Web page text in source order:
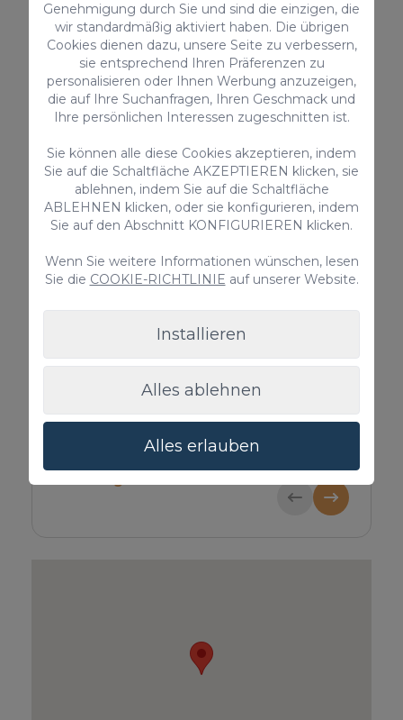
TV
Wasserkessel
Kinder erlaubt
Sonnenschirm
Ventilator / Extraktor
Tresor
> ALLES ANSEHEN
Zusatzleistungen
Haustier
Gäste
60€ /
Genehmigung durch Sie und sind die einzigen, die
wir standardmäßig aktiviert haben. Die übrigen
Cookies dienen dazu, unsere Seite zu verbessern,
sie entsprechend Ihren Präferenzen zu
personalisieren oder Ihnen Werbung anzuzeigen,
die auf Ihre Suchanfragen, Ihren Geschmack und
Ihre persönlichen Interessen zugeschnitten ist.
Sie können alle diese Cookies akzeptieren, indem
Sie auf die Schaltfläche AKZEPTIEREN klicken, sie
ablehnen, indem Sie auf die Schaltfläche
ABLEHNEN klicken, oder sie konfigurieren, indem
Sie auf den Abschnitt KONFIGURIEREN klicken.
Wenn Sie weitere Informationen wünschen, lesen
Sie die COOKIE-RICHTLINIE auf unserer Website.
Installieren
Alles ablehnen
Alles erlauben